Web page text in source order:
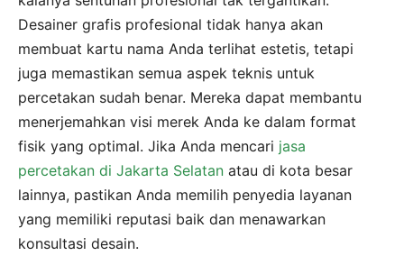
Desainer grafis profesional tidak hanya akan
membuat kartu nama Anda terlihat estetis, tetapi
juga memastikan semua aspek teknis untuk
percetakan sudah benar. Mereka dapat membantu
menerjemahkan visi merek Anda ke dalam format
fisik yang optimal. Jika Anda mencari jasa
percetakan di Jakarta Selatan atau di kota besar
lainnya, pastikan Anda memilih penyedia layanan
yang memiliki reputasi baik dan menawarkan
konsultasi desain.